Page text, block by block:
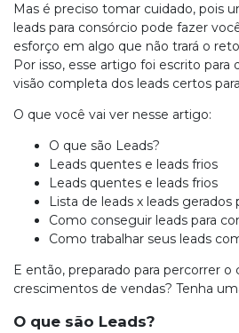
Mas é preciso tomar cuidado, pois
leads para consórcio pode fazer
esforço em algo que não trará o
Por isso, esse artigo foi escrito
visão completa dos leads certos
O que você vai ver nesse artigo:
O que são Leads?
Leads quentes e leads frios
Leads quentes e leads frios
Lista de leads x leads gerados
Como conseguir leads para
Como trabalhar seus leads
E então, preparado para percorrer
crescimentos de vendas? Tenha
O que são Leads?